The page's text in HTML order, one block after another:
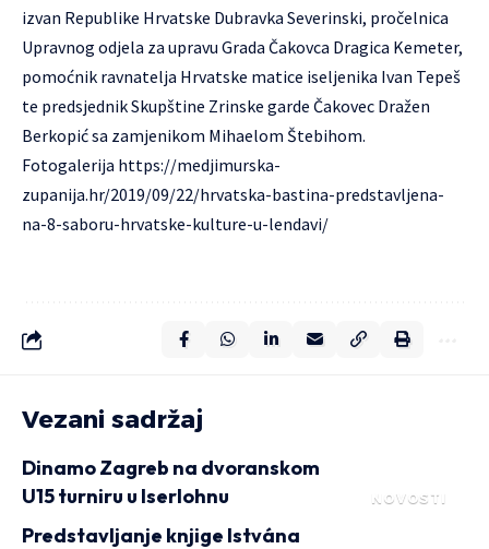
izvan Republike Hrvatske Dubravka Severinski, pročelnica
Upravnog odjela za upravu Grada Čakovca Dragica Kemeter,
pomoćnik ravnatelja Hrvatske matice iseljenika Ivan Tepeš
te predsjednik Skupštine Zrinske garde Čakovec Dražen
Berkopić sa zamjenikom Mihaelom Štebihom.
Fotogalerija https://medjimurska-
zupanija.hr/2019/09/22/hrvatska-bastina-predstavljena-
na-8-saboru-hrvatske-kulture-u-lendavi/
Vezani sadržaj
NOVOSTI
Dinamo Zagreb na dvoranskom
U15 turniru u Iserlohnu
Predstavljanje knjige Istvána